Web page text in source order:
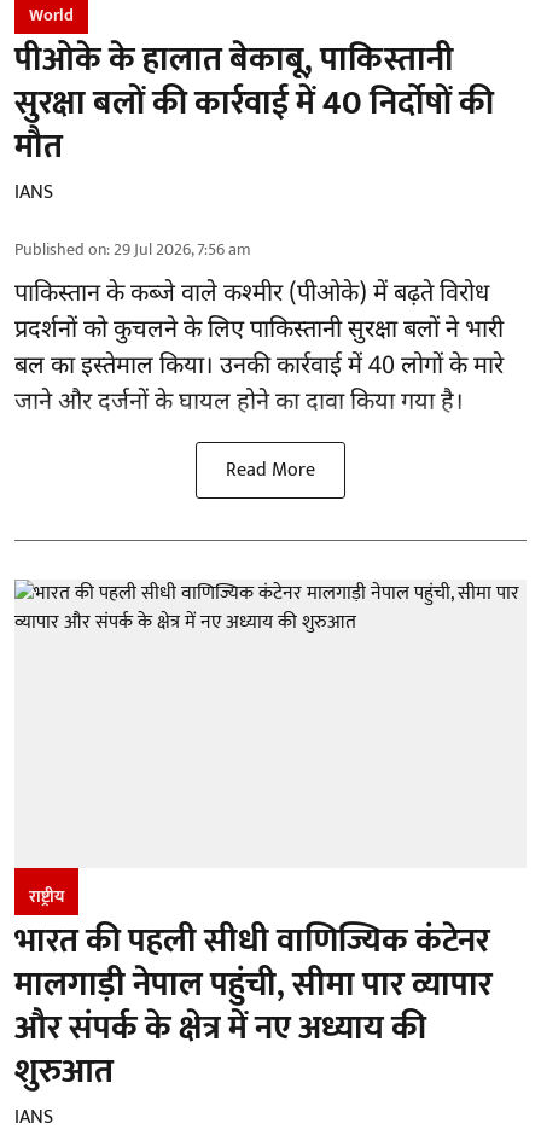
World
पीओके के हालात बेकाबू, पाकिस्तानी
सुरक्षा बलों की कार्रवाई में 40 निर्दोषों की
मौत
IANS
Published on:29 Jul 2026, 7:56 am
पाकिस्तान के कब्जे वाले कश्मीर (पीओके) में बढ़ते विरोध
प्रदर्शनों को कुचलने के लिए पाकिस्तानी सुरक्षा बलों ने भारी
बल का इस्तेमाल किया। उनकी कार्रवाई में 40 लोगों के मारे
जाने और दर्जनों के घायल होने का दावा किया गया है।
Read More
राष्ट्रीय
भारत की पहली सीधी वाणिज्यिक कंटेनर
मालगाड़ी नेपाल पहुंची, सीमा पार व्यापार
और संपर्क के क्षेत्र में नए अध्याय की
शुरुआत
IANS